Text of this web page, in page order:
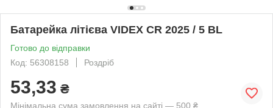
Батарейка літієва VIDEX CR 2025 / 5 BL
Готово до відправки
Код: 56308158
Роздріб
53,33 ₴
Мінімальна сума замовлення на сайті — 500 ₴